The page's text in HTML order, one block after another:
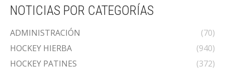
NOTICIAS POR CATEGORÍAS
ADMINISTRACIÓN
(70)
HOCKEY HIERBA
(940)
HOCKEY PATINES
(372)